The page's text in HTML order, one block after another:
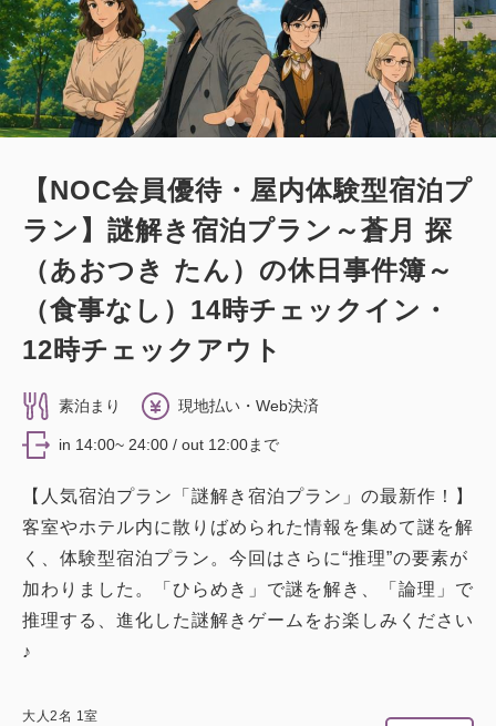
【NOC会員優待・屋内体験型宿泊プ
ラン】謎解き宿泊プラン～蒼月 探
（あおつき たん）の休日事件簿～
（食事なし）14時チェックイン・
12時チェックアウト
素泊まり 現地払い・Web決済
in 14:00~ 24:00 / out 12:00まで
【人気宿泊プラン「謎解き宿泊プラン」の最新作！】
客室やホテル内に散りばめられた情報を集めて謎を解
く、体験型宿泊プラン。今回はさらに“推理”の要素が
加わりました。「ひらめき」で謎を解き、「論理」で
推理する、進化した謎解きゲームをお楽しみください
♪
大人 2名 1 室